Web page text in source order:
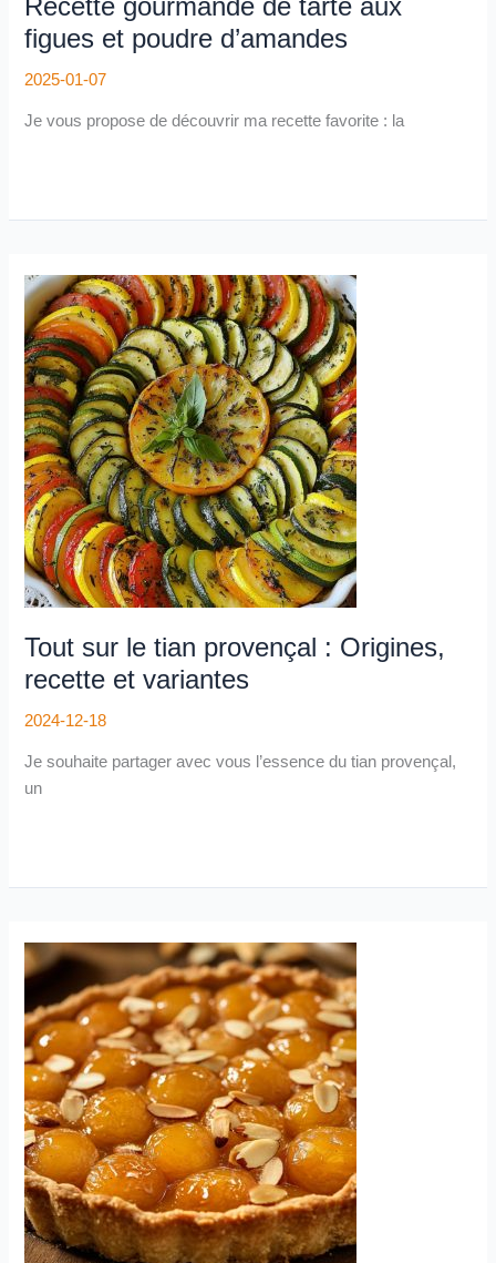
Recette gourmande de tarte aux
figues et poudre d’amandes
2025-01-07
Je vous propose de découvrir ma recette favorite : la
Tout sur le tian provençal : Origines,
recette et variantes
2024-12-18
Je souhaite partager avec vous l’essence du tian provençal,
un
Tout
sur
le
tian
provençal
:
Origines,
recette
et
variantes
Recette
Facile
de
la
Tarte
aux
Mirabelles
et
Amandes